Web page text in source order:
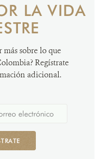
LA VIDA
más sobre lo que
Regístrate
adicional.